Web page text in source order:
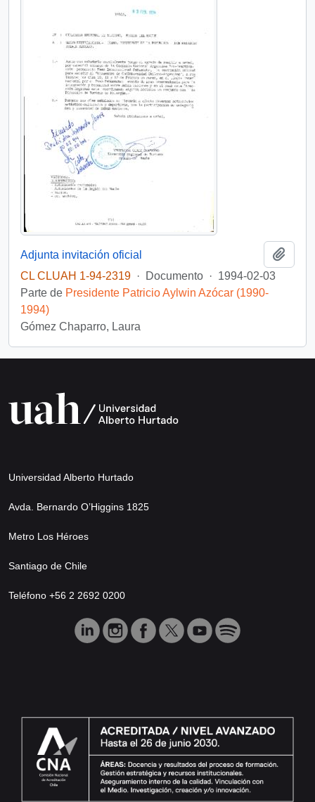
Adjunta invitación oficial
CL CLUAH 1-94-2319 · Documento · 1994-02-03
Parte de Presidente Patricio Aylwin Azócar (1990-
1994)
Gómez Chaparro, Laura
Universidad Alberto Hurtado
Avda. Bernardo O’Higgins 1825
Metro Los Héroes
Santiago de Chile
Teléfono +56 2 2692 0200